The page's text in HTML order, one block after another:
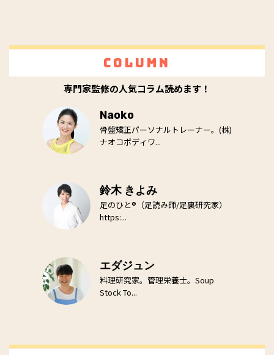
Column
専門家監修の人気コラム読めます！
Naoko
骨盤矯正パーソナルトレーナー。(株)
ナオコボディワ...
鈴木 きよみ
足のひと®（足読み師/足裏研究家）
https:...
エダジュン
料理研究家。管理栄養士。Soup
Stock To...